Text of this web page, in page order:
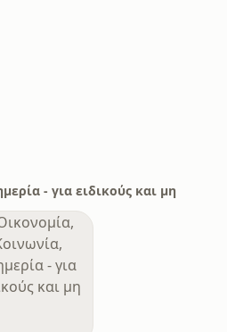
- για ειδικούς και μη